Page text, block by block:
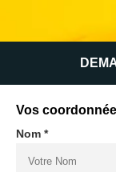
Vos
Nom *